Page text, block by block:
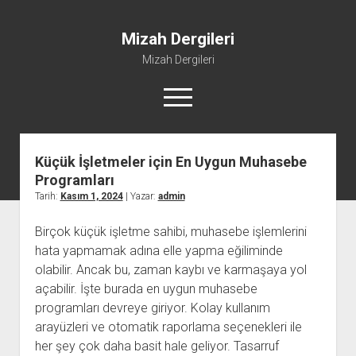
Mizah Dergileri
Mizah Dergileri
menüyü
aç
Küçük İşletmeler için En Uygun Muhasebe
Programları
Tarih: Kasım 1, 2024| Yazar: admin
Birçok küçük işletme sahibi, muhasebe işlemlerini
hata yapmamak adına elle yapma eğiliminde
olabilir. Ancak bu, zaman kaybı ve karmaşaya yol
açabilir. İşte burada en uygun muhasebe
programları devreye giriyor. Kolay kullanım
arayüzleri ve otomatik raporlama seçenekleri ile
her şey çok daha basit hale geliyor. Tasarruf